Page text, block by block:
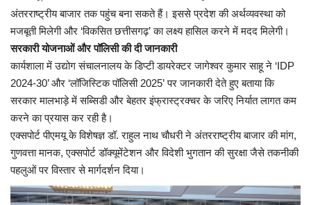
अंतरराष्ट्रीय बाजार तक पहुंच बना सकते हैं। इससे प्रदेश की अर्थव्यवस्था को
मजबूती मिलेगी और ‘विकसित छत्तीसगढ़’ का लक्ष्य हासिल करने में मदद मिलेगी।
सरकारी योजनाओं और पॉलिसी की दी जानकारी
कार्यशाला में उद्योग संचालनालय के डिप्टी डायरेक्टर जागेश्वर कुमार साहू ने ‘IDP
2024-30’ और ‘लॉजिस्टिक पॉलिसी 2025’ पर जानकारी देते हुए बताया कि
सरकार मालभाड़े में सब्सिडी और बेहतर इंफ्रास्ट्रक्चर के जरिए निर्यात लागत कम
करने का प्रयास कर रही है।
एक्सपोर्ट पीएमयू के विशेषज्ञ डॉ. राहुल नाथ चौधरी ने अंतरराष्ट्रीय बाजार की मांग,
गुणवत्ता मानक, एक्सपोर्ट डॉक्यूमेंटेशन और विदेशी भुगतान की सुरक्षा जैसे तकनीकी
पहलुओं पर विस्तार से मार्गदर्शन दिया।